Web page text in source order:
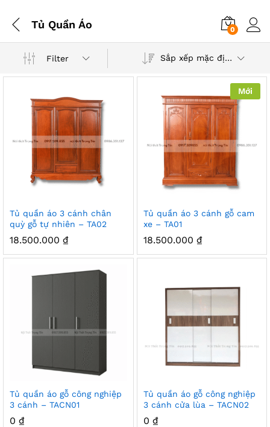
Tủ Quần Áo 0
Filter Sắp xếp mặc định
Tủ quần áo 3 cánh chân
quỳ gỗ tự nhiên – TA02
18.500.000 ₫
Mới
Tủ quần áo 3 cánh gỗ cam
xe – TA01
18.500.000 ₫
Tủ quần áo gỗ công nghiệp
3 cánh – TACN01
0 ₫
Tủ quần áo gỗ công nghiệp
3 cánh cửa lùa – TACN02
0 ₫